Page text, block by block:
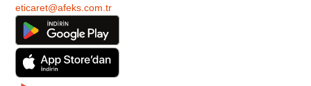
eticaret@afeks.com.tr